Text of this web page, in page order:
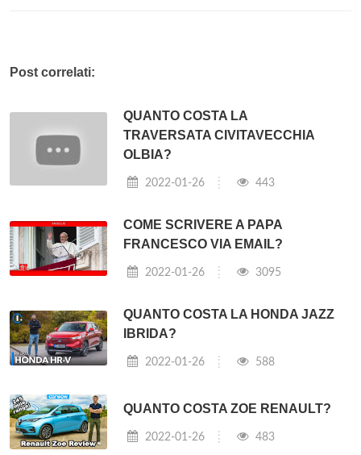
Post correlati:
QUANTO COSTA LA
TRAVERSATA CIVITAVECCHIA
OLBIA?
2022-01-26 443
COME SCRIVERE A PAPA
FRANCESCO VIA EMAIL?
2022-01-26 3095
QUANTO COSTA LA HONDA JAZZ
IBRIDA?
2022-01-26 588
QUANTO COSTA ZOE RENAULT?
2022-01-26 483